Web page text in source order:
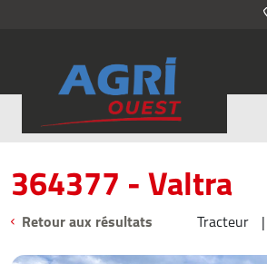
Occasions364377
364377 - Valtra
Retour aux résultats Tracteur